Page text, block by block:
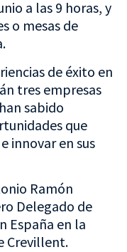
a las 9 horas, y
o mesas de
de éxito en
tres empresas
sabido
que
innovar en sus
Ramón
Delegado de
España en la
Crevillent.